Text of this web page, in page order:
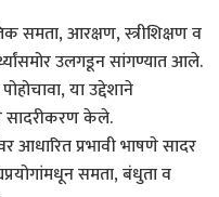
समता, आरक्षण, स्त्रीशिक्षण व
उलगडून सांगण्यात आले.
या उद्देशाने
सादरीकरण केले.
आधारित प्रभावी भाषणे सादर
समता, बंधुता व